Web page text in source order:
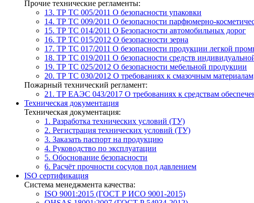
Прочие технические регламенты:
13. ТР ТС 005/2011 О безопасности упаковки
14. ТР ТС 009/2011 О безопасности парфюмерно-
15. ТР ТС 014/2011 О Безопасности автомобильных дорог
16. ТР ТС 015/2012 О безопасности зерна
17. ТР ТС 017/2011 О безопасности продукции легкой
18. ТР ТС 019/2011 О безопасности средств
19. ТР ТС 025/2012 О безопасности мебельной продукции
20. ТР ТС 030/2012 О требованиях к смазочным
Пожарный технический регламент:
21. ТР ЕАЭС 043/2017 О требованиях к средствам
Техническая документация
Техническая документация:
1. Разработка технических условий (ТУ)
2. Регистрация технических условий (ТУ)
3. Заказать паспорт на продукцию
4. Руководство по эксплуатации
5. Обоснование безопасности
6. Расчёт прочности сосудов под давлением
ISO сертификация
Система менеджмента качества:
ISO 9001:2015 (ГОСТ Р ИСО 9001-2015)